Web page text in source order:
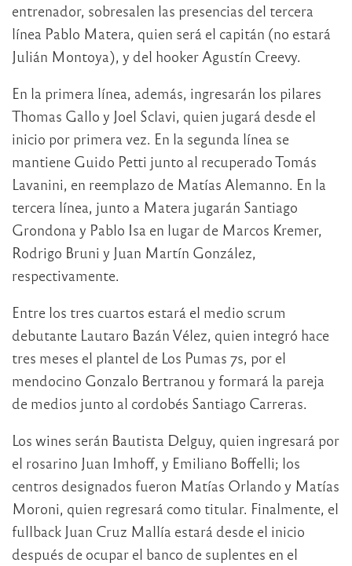
entrenador, sobresalen las presencias del tercera
línea Pablo Matera, quien será el capitán (no estará
Julián Montoya), y del hooker Agustín Creevy.
En la primera línea, además, ingresarán los pilares
Thomas Gallo y Joel Sclavi, quien jugará desde el
inicio por primera vez. En la segunda línea se
mantiene Guido Petti junto al recuperado Tomás
Lavanini, en reemplazo de Matías Alemanno. En la
tercera línea, junto a Matera jugarán Santiago
Grondona y Pablo Isa en lugar de Marcos Kremer,
Rodrigo Bruni y Juan Martín González,
respectivamente.
Entre los tres cuartos estará el medio scrum
debutante Lautaro Bazán Vélez, quien integró hace
tres meses el plantel de Los Pumas 7s, por el
mendocino Gonzalo Bertranou y formará la pareja
de medios junto al cordobés Santiago Carreras.
Los wines serán Bautista Delguy, quien ingresará por
el rosarino Juan Imhoff, y Emiliano Boffelli; los
centros designados fueron Matías Orlando y Matías
Moroni, quien regresará como titular. Finalmente, el
fullback Juan Cruz Mallía estará desde el inicio
después de ocupar el banco de suplentes en el